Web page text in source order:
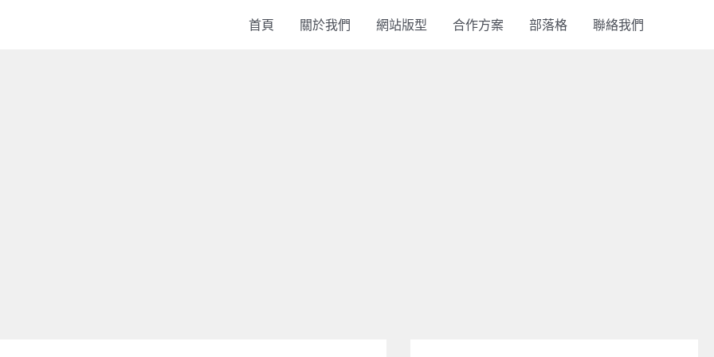
首頁 關於我們 網站版型 合作方案 部落格 聯絡我們